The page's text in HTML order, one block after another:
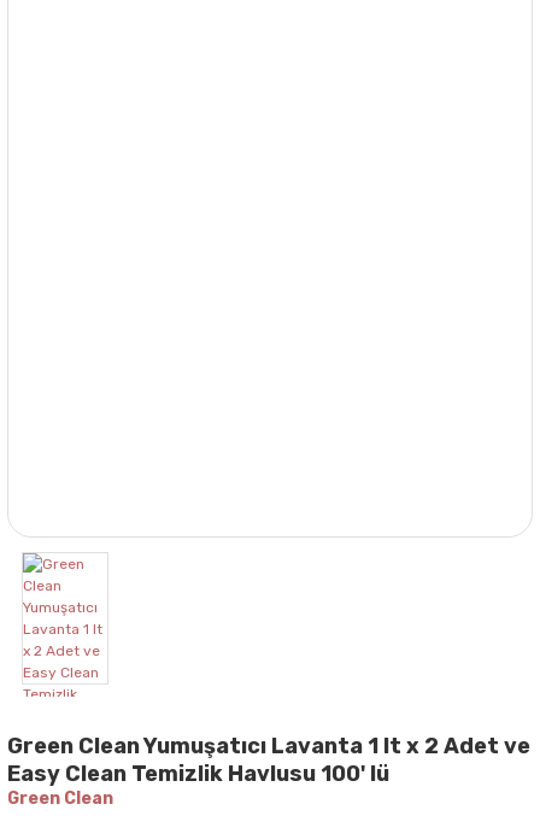
Green Clean Yumuşatıcı Lavanta 1 lt x 2 Adet ve
Easy Clean Temizlik Havlusu 100' lü
Green Clean